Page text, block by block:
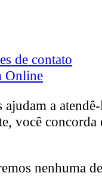
de contato
Online
ajudam a
você concorda
nenhuma